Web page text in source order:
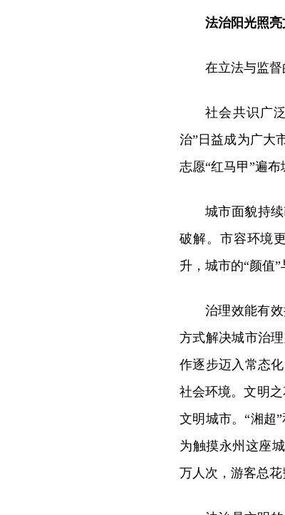
法治阳光照
在立法与监督
社会共识广
治”日益成为广大
志愿“红马甲”遍
城市面貌持
破解。市容环境
升，城市的“颜值”
治理效能有
方式解决城市治
作逐步迈入常态
社会环境。文明
文明城市。“湘超
为触摸永州这座
万人次，游客总花